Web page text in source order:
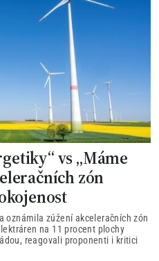
vs „Máme
zón
oznámila zúžení akceleračních zón
na 11 procent plochy
reagovali proponenti i kritici